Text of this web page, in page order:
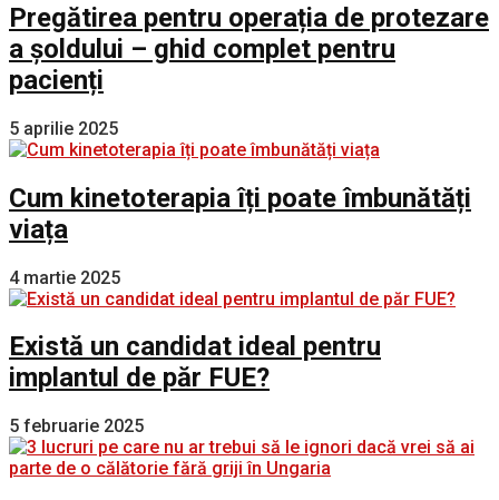
Pregătirea pentru operația de protezare
a șoldului – ghid complet pentru
pacienți
5 aprilie 2025
Cum kinetoterapia îți poate îmbunătăți
viața
4 martie 2025
Există un candidat ideal pentru
implantul de păr FUE?
5 februarie 2025